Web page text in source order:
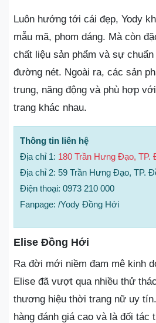
Luôn hướng tới cái đẹp, Yody
mẫu mã, phom dáng. Mà còn
chất liệu sản phẩm và sự
đường nét. Ngoài ra, các sản
trung, năng động và phù hợp
trang khác nhau.
Thông tin liên hệ
Địa chỉ 1: 180 Trần Hưng Đạo, TP.
Địa chỉ 2: 59 Trần Hưng Đạo, TP.
Điện thoại: 0973 210 000
Fanpage: /Yody Đồng Hới
Elise Đồng Hới
Ra đời mới niềm đam mê kinh
Elise đã vượt qua nhiều thử
thương hiệu thời trang nữ uy
hàng đánh giá cao và là đối tác